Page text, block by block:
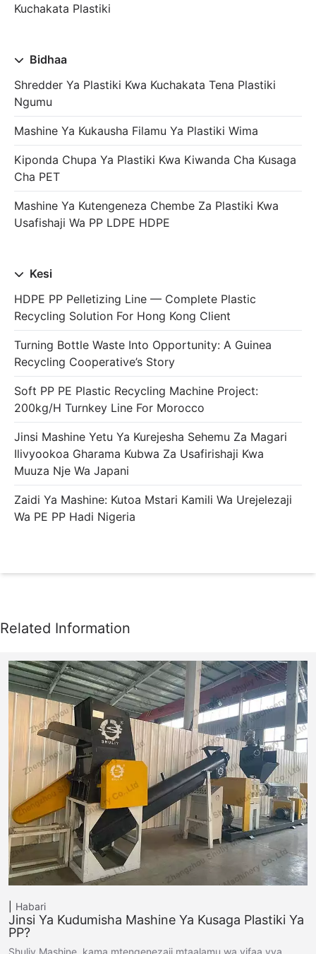
Kuchakata Plastiki
Bidhaa
Shredder Ya Plastiki Kwa Kuchakata Tena Plastiki
Ngumu
Mashine Ya Kukausha Filamu Ya Plastiki Wima
Kiponda Chupa Ya Plastiki Kwa Kiwanda Cha Kusaga
Cha PET
Mashine Ya Kutengeneza Chembe Za Plastiki Kwa
Usafishaji Wa PP LDPE HDPE
Kesi
HDPE PP Pelletizing Line — Complete Plastic
Recycling Solution For Hong Kong Client
Turning Bottle Waste Into Opportunity: A Guinea
Recycling Cooperative’s Story
Soft PP PE Plastic Recycling Machine Project:
200kg/h Turnkey Line For Morocco
Jinsi Mashine Yetu Ya Kurejesha Sehemu Za Magari
Ilivyookoa Gharama Kubwa Za Usafirishaji Kwa
Muuza Nje Wa Japani
Zaidi Ya Mashine: Kutoa Mstari Kamili Wa Urejelezaji
Wa PE PP Hadi Nigeria
Habari
Jinsi Ya Kudumisha Mashine Ya Kusaga Plastiki Ya
PP?
Shuliy Mashine, kama mtengenezaji mtaalamu wa vifaa vya